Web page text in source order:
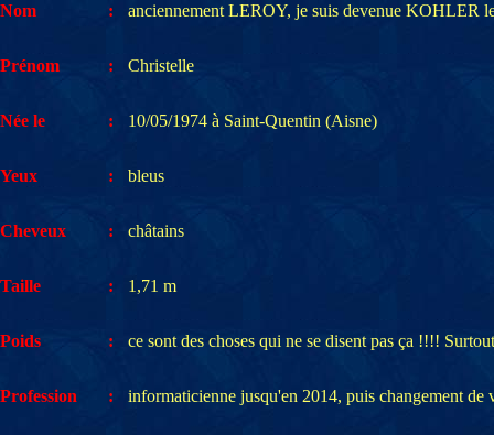
Nom : anciennement LEROY, je suis devenue KOHLER
Prénom : Christelle
Née le : 10/05/1974 à Saint-Quentin (Aisne)
Yeux : bleus
Cheveux : châtains
Taille : 1,71 m
Poids : ce sont des choses qui ne se disent pas ça !!!!
Profession : informaticienne jusqu'en 2014, puis changement de